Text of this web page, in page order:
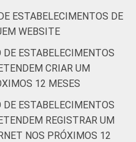
ao momento da
68.365
coletados entre
de 2013.
/ jun 2013
ESTABELECIMENTOS DE
WEBSITE
ESTABELECIMENTOS
CRIAR UM
12 MESES
ESTABELECIMENTOS
REGISTRAR UM
NOS PRÓXIMOS 12